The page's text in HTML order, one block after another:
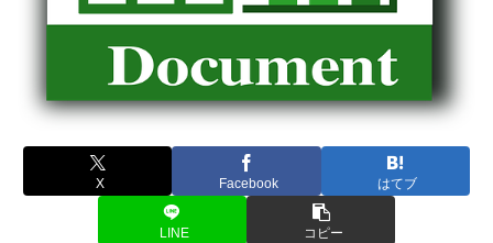
X Facebook はてブ
LINE コピー